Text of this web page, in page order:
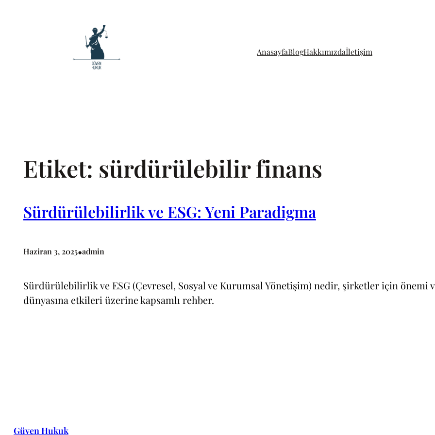
AnasayfaBlogHakkımızdaİletişim
Etiket: sürdürülebilir finans
Sürdürülebilirlik ve ESG: Yeni Paradigma
Haziran 3, 2025•admin
Sürdürülebilirlik ve ESG (Çevresel, Sosyal ve Kurumsal Yönetişim) nedir, şirketler için önemi
dünyasına etkileri üzerine kapsamlı rehber.
Güven Hukuk